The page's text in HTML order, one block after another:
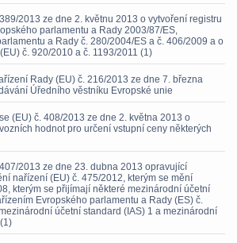
2013 ze dne 2. květnu 2013 o vytvoření registru
parlamentu a Rady 2003/87/ES,
a Rady č. 280/2004/ES a č. 406/2009 a o
č. 920/2010 a č. 1193/2011 (1)
Rady (EU) č. 216/2013 ze dne 7. března
Úředního věstníku Evropské unie
(EU) č. 408/2013 ze dne 2. května 2013 o
hodnot pro určení vstupní ceny některých
2013 ze dne 23. dubna 2013 opravující
nařízení (EU) č. 475/2012, kterým se mění
kterým se přijímají některé mezinárodní účetní
Evropského parlamentu a Rady (ES) č.
účetní standard (IAS) 1 a mezinárodní